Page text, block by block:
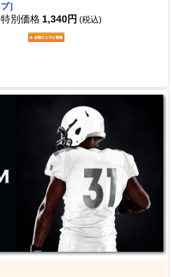
プ］
特別価格 1,340円 (税込)